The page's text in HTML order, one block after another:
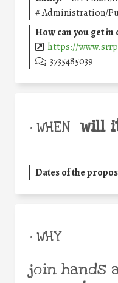
#Administration/
How can you get in
https://
3735485039
• WHEN will
Dates of the
• WHY
join hands